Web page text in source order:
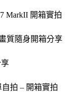
MarkII 開箱實拍
質隨身開箱分享
拍 – 開箱實拍